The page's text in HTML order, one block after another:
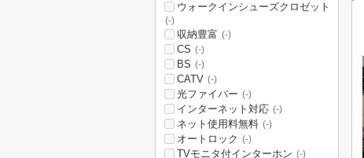
ウォークインシューズクロゼット
(-)
収納豊富 (-)
CS (-)
BS (-)
CATV (-)
光ファイバー (-)
インターネット対応 (-)
ネット使用料無料 (-)
オートロック (-)
TVモニタ付インターホン (-)